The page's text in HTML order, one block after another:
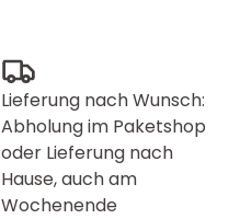
Lieferung nach Wunsch:
Abholung im Paketshop
oder Lieferung nach
Hause, auch am
Wochenende